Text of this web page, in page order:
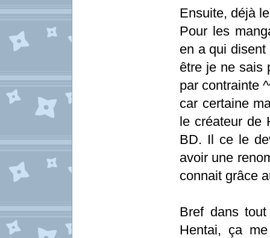
Ensuite, déjà
Pour les
en a qui
être je ne sais
par contrainte
car certaine
le créateur de
BD. Il ce le
avoir une
connait grâce
Bref dans
Hentai, ça